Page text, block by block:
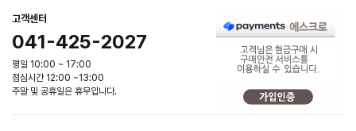
고객센터
041-425-2027
평일 10:00 ~ 17:00
점심시간 12:00 ~13:00
주말 및 공휴일은 휴무입니다.